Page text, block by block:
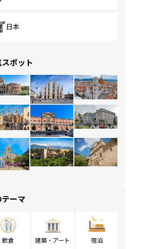
日本
ポット
ーマ
飲食 建築・アート 宿泊